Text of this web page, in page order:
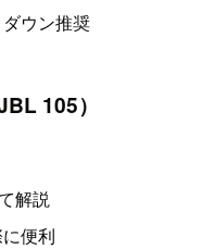
ウン推奨
105）
解説
便利